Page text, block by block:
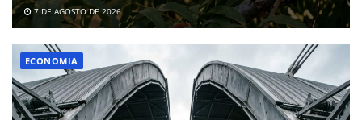
7 DE AGOSTO DE 2026
ECONOMIA